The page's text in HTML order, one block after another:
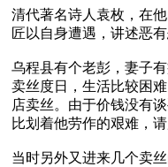
清代著名诗人袁枚，在
匠以自身遭遇，讲述恶有
乌程县有个老彭，妻子
卖丝度日，生活比较困
店卖丝。由于价钱没有
比划着他劳作的艰难，
当时另外又进来几个卖